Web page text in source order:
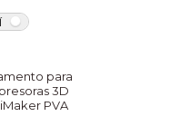
para
3D
PVA